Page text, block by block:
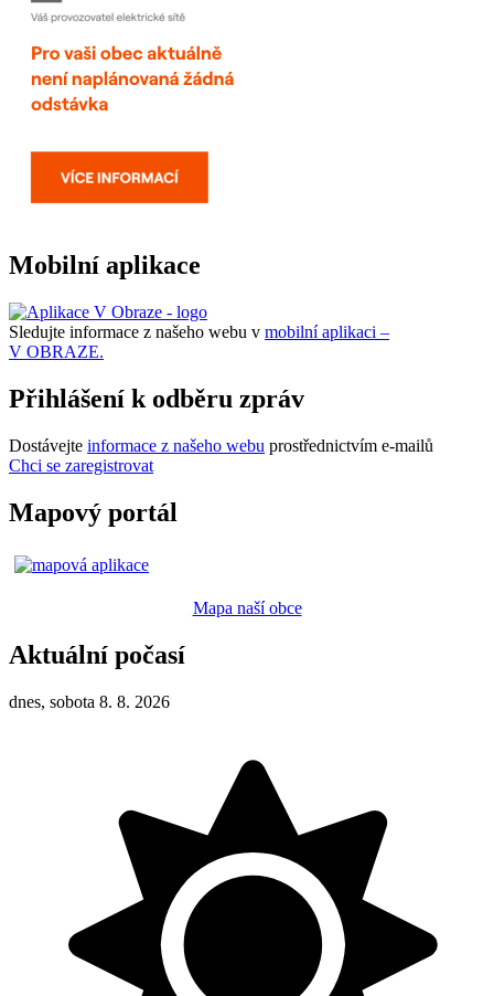
Mobilní aplikace
Sledujte informace z našeho webu v mobilní aplikaci –
V OBRAZE.
Přihlášení k odběru zpráv
Dostávejte informace z našeho webu prostřednictvím e-mailů
Chci se zaregistrovat
Mapový portál
Mapa naší obce
Aktuální počasí
dnes, sobota 8. 8. 2026